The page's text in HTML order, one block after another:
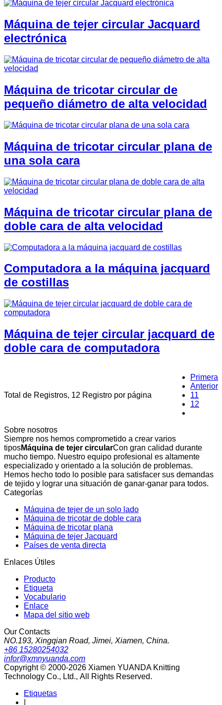
Máquina de tejer circular Jacquard
electrónica
Máquina de tricotar circular de
pequeño diámetro de alta velocidad
Máquina de tricotar circular plana de
una sola cara
Máquina de tricotar circular plana de
doble cara de alta velocidad
Computadora a la máquina jacquard
de costillas
Máquina de tejer circular jacquard de
doble cara de computadora
Total de Registros, 12 Registro por página
Primera
Anterior
11
12
Sobre nosotros
Siempre nos hemos comprometido a crear varios
tiposMáquina de tejer circularCon gran calidad durante
mucho tiempo. Nuestro equipo profesional es altamente
especializado y orientado a la solución de problemas.
Hemos hecho todo lo posible para satisfacer sus demandas
de tejido y lograr una situación de ganar-ganar para todos.
Categorías
Máquina de tejer de un solo lado
Máquina de tricotar de doble cara
Máquina de tricotar plana
Máquina de tejer Jacquard
Países de venta directa
Enlaces Útiles
Producto
Etiqueta
Vocabulario
Enlace
Mapa del sitio web
Our Contacts
NO.193, Xingqian Road, Jimei, Xiamen, China.
+86 15280254032
infor@xmnyuanda.com
Copyright © 2000-2026 Xiamen YUANDA Knitting
Technology Co., Ltd., All Rights Reserved.
Etiquetas